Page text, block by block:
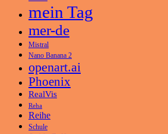
mein Tag
mer-de
Mistral
Nano Banana 2
openart.ai
Phoenix
RealVis
Reha
Reihe
Schule